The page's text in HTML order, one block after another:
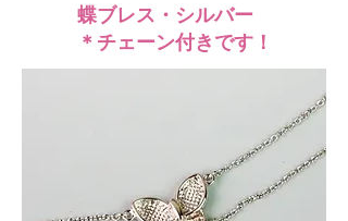
蝶ブレス・シルバー
＊チェーン付きです！